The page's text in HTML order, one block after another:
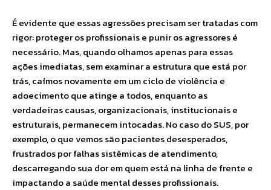
É evidente que essas agressões precisam ser tratadas com
rigor: proteger os profissionais e punir os agressores é
necessário. Mas, quando olhamos apenas para essas
ações imediatas, sem examinar a estrutura que está por
trás, caímos novamente em um ciclo de violência e
adoecimento que atinge a todos, enquanto as
verdadeiras causas, organizacionais, institucionais e
estruturais, permanecem intocadas. No caso do SUS, por
exemplo, o que vemos são pacientes desesperados,
frustrados por falhas sistêmicas de atendimento,
descarregando sua dor em quem está na linha de frente e
impactando a saúde mental desses profissionais.